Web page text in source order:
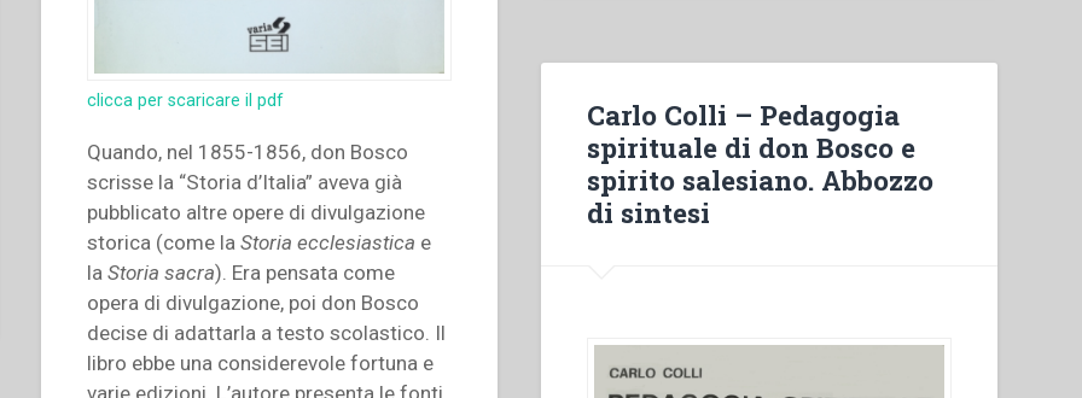
Bosco
l’insegnamento
del
latino
clicca per scaricare il pdf
Quando, nel 1855-1856, don Bosco
scrisse la “Storia d’Italia” aveva già
pubblicato altre opere di divulgazione
storica (come laStoria ecclesiastica e
laStoria sacra). Era pensata come
opera di divulgazione, poi don Bosco
decise di adattarla a testo scolastico. Il
libro ebbe una considerevole fortuna e
varie edizioni. L’autore presenta le fonti
Carlo Colli – Pedagogia
spirituale di don Bosco e
spirito salesiano. Abbozzo
di sintesi